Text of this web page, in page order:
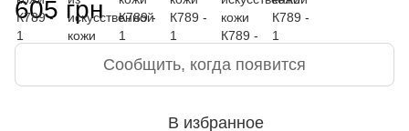
605 грн
Сообщить, когда появится
В избранное